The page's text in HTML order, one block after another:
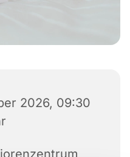
2026, 09:30